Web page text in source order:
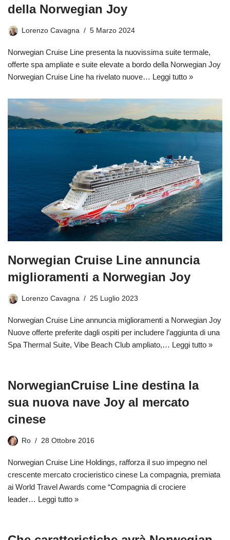
della Norwegian Joy
Lorenzo Cavagna 5 Marzo 2024
Norwegian Cruise Line presenta la nuovissima suite termale,
offerte spa ampliate e suite elevate a bordo della Norwegian Joy
Norwegian Cruise Line ha rivelato nuove… Leggi tutto »
Norwegian Cruise Line annuncia
miglioramenti a Norwegian Joy
Lorenzo Cavagna 25 Luglio 2023
Norwegian Cruise Line annuncia miglioramenti a Norwegian Joy
Nuove offerte preferite dagli ospiti per includere l’aggiunta di una
Spa Thermal Suite, Vibe Beach Club ampliato,… Leggi tutto »
NorwegianCruise Line destina la
sua nuova nave Joy al mercato
cinese
Ro 28 Ottobre 2016
Norwegian Cruise Line Holdings, rafforza il suo impegno nel
crescente mercato crocieristico cinese La compagnia, premiata
ai World Travel Awards come “Compagnia di crociere
leader… Leggi tutto »